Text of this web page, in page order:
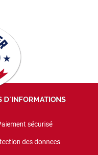
D'INFORMATIONS
sécurisé
des donnees